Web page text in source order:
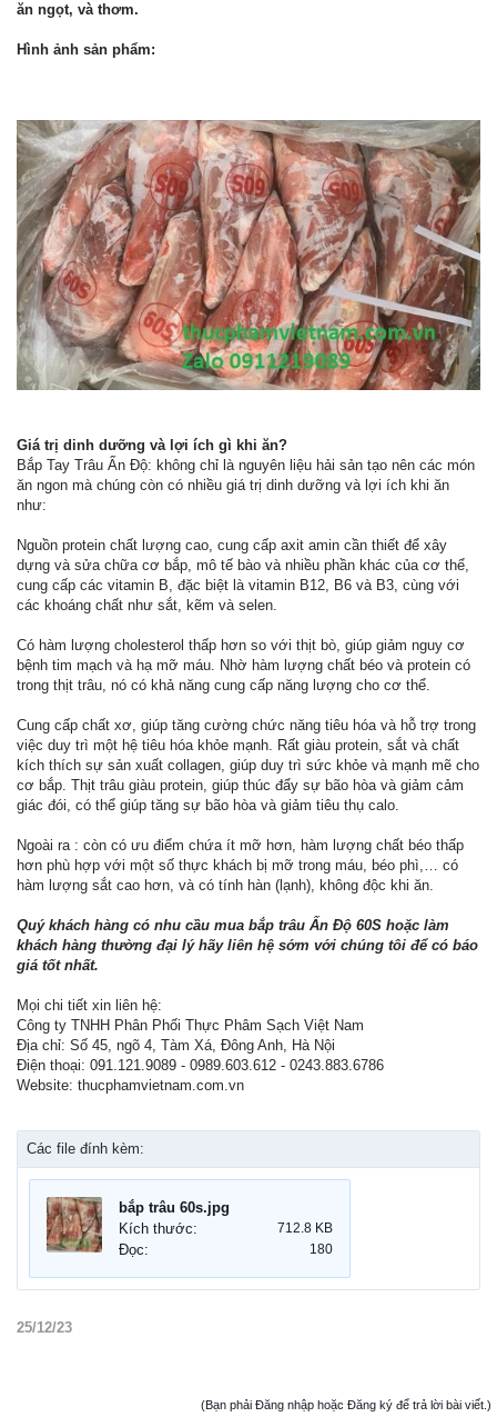
ăn ngọt, và thơm.
Hình ảnh sản phẩm:
Giá trị dinh dưỡng và lợi ích gì khi ăn?
Bắp Tay Trâu Ấn Độ: không chỉ là nguyên liệu hải sản tạo nên các món
ăn ngon mà chúng còn có nhiều giá trị dinh dưỡng và lợi ích khi ăn
như:
Nguồn protein chất lượng cao, cung cấp axit amin cần thiết để xây
dựng và sửa chữa cơ bắp, mô tế bào và nhiều phần khác của cơ thể,
cung cấp các vitamin B, đặc biệt là vitamin B12, B6 và B3, cùng với
các khoáng chất như sắt, kẽm và selen.
Có hàm lượng cholesterol thấp hơn so với thịt bò, giúp giảm nguy cơ
bệnh tim mạch và hạ mỡ máu. Nhờ hàm lượng chất béo và protein có
trong thịt trâu, nó có khả năng cung cấp năng lượng cho cơ thể.
Cung cấp chất xơ, giúp tăng cường chức năng tiêu hóa và hỗ trợ trong
việc duy trì một hệ tiêu hóa khỏe mạnh. Rất giàu protein, sắt và chất
kích thích sự sản xuất collagen, giúp duy trì sức khỏe và mạnh mẽ cho
cơ bắp. Thịt trâu giàu protein, giúp thúc đẩy sự bão hòa và giảm cảm
giác đói, có thể giúp tăng sự bão hòa và giảm tiêu thụ calo.
Ngoài ra : còn có ưu điểm chứa ít mỡ hơn, hàm lượng chất béo thấp
hơn phù hợp với một số thực khách bị mỡ trong máu, béo phì,… có
hàm lượng sắt cao hơn, và có tính hàn (lạnh), không độc khi ăn.
Quý khách hàng có nhu cầu mua bắp trâu Ấn Độ 60S hoặc làm
khách hàng thường đại lý hãy liên hệ sớm với chúng tôi để có báo
giá tốt nhất.
Mọi chi tiết xin liên hệ:
Công ty TNHH Phân Phối Thực Phâm Sạch Việt Nam
Địa chỉ: Số 45, ngõ 4, Tàm Xá, Đông Anh, Hà Nội
Điện thoại: 091.121.9089 - 0989.603.612 - 0243.883.6786
Website: thucphamvietnam.com.vn
Các file đính kèm:
bắp trâu 60s.jpg
Kích thước:
712.8 KB
Đọc: 180
25/12/23
(Bạn phải Đăng nhập hoặc Đăng ký để trả lời bài viết.)